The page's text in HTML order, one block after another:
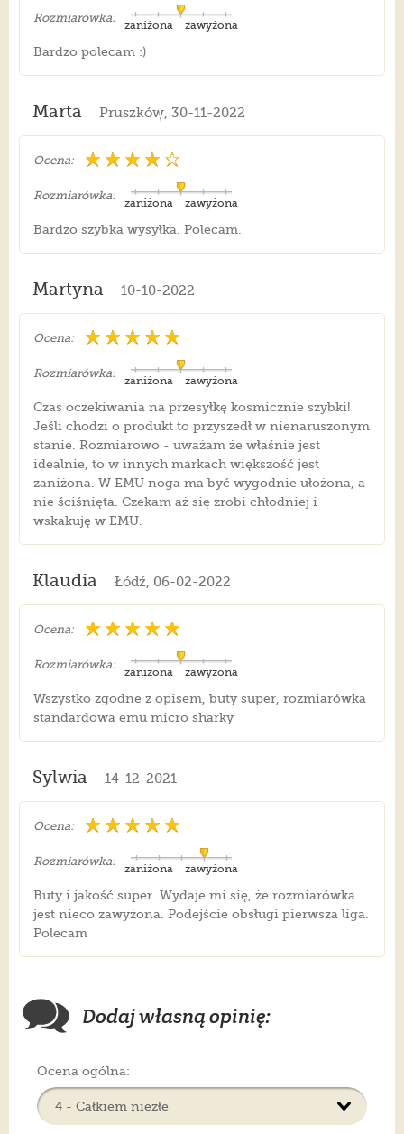
Rozmiarówka:
zawyżona
zaniżona
Bardzo polecam :)
Marta Pruszków, 30-11-2022
Ocena:
Rozmiarówka:
zawyżona
zaniżona
Bardzo szybka wysyłka. Polecam.
Martyna 10-10-2022
Ocena:
Rozmiarówka:
zawyżona
zaniżona
Czas oczekiwania na przesyłkę kosmicznie szybki!
Jeśli chodzi o produkt to przyszedł w nienaruszonym
stanie. Rozmiarowo - uważam że właśnie jest
idealnie, to w innych markach większość jest
zaniżona. W EMU noga ma być wygodnie ułożona, a
nie ściśnięta. Czekam aż się zrobi chłodniej i
wskakuję w EMU.
Klaudia Łódź, 06-02-2022
Ocena:
Rozmiarówka:
zawyżona
zaniżona
Wszystko zgodne z opisem, buty super, rozmiarówka
standardowa emu micro sharky
Sylwia 14-12-2021
Ocena:
Rozmiarówka:
zawyżona
zaniżona
Buty i jakość super. Wydaje mi się, że rozmiarówka
jest nieco zawyżona. Podejście obsługi pierwsza liga.
Polecam
Dodaj własną opinię:
Ocena ogólna: